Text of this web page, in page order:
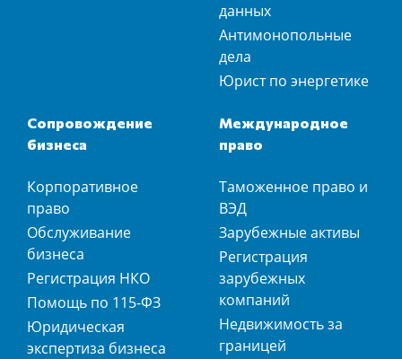
данных
Антимонопольные
дела
Юрист по энергетике
Сопровождение
бизнеса
Корпоративное
право
Обслуживание
бизнеса
Регистрация НКО
Помощь по 115-ФЗ
Юридическая
экспертиза бизнеса
Международное
право
Таможенное право и
ВЭД
Зарубежные активы
Регистрация
зарубежных
компаний
Недвижимость за
границей